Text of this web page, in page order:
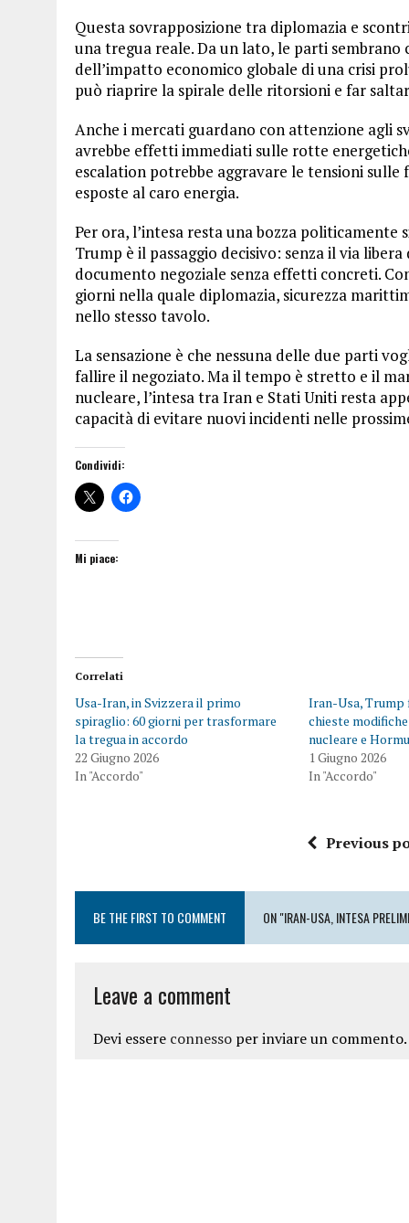
Questa sovrapposizione tra diplomazia e
una tregua reale. Da un lato, le parti
dell’impatto economico globale di una crisi
può riaprire la spirale delle ritorsioni e far
Anche i mercati guardano con attenzione agli
avrebbe effetti immediati sulle rotte
escalation potrebbe aggravare le tensioni
esposte al caro energia.
Per ora, l’intesa resta una bozza
Trump è il passaggio decisivo: senza il via
documento negoziale senza effetti concreti.
giorni nella quale diplomazia, sicurezza
nello stesso tavolo.
La sensazione è che nessuna delle due parti
fallire il negoziato. Ma il tempo è stretto e il
nucleare, l’intesa tra Iran e Stati Uniti resta
capacità di evitare nuovi incidenti nelle
Condividi:
Mi piace:
Correlati
Usa-Iran, in Svizzera il primo
spiraglio: 60 giorni per trasformare
la tregua in accordo
22 Giugno 2026
In "Accordo"
Iran-Usa, Trump
chieste
nucleare e
1 Giugno 2026
In "Accordo"
Previous
BE THE FIRST TO COMMENT ON "IRAN-USA, INTESA
Leave a comment
Devi essere connesso per inviare un commento.